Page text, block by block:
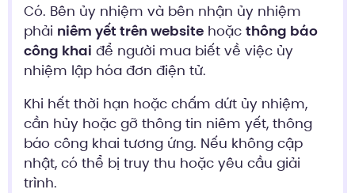
Có. Bên ủy nhiệm và bên nhận ủy nhiệm
phải niêm yết trên website hoặc thông báo
công khai để người mua biết về việc ủy
nhiệm lập hóa đơn điện tử.
Khi hết thời hạn hoặc chấm dứt ủy nhiệm,
cần hủy hoặc gỡ thông tin niêm yết, thông
báo công khai tương ứng. Nếu không cập
nhật, có thể bị truy thu hoặc yêu cầu giải
trình.